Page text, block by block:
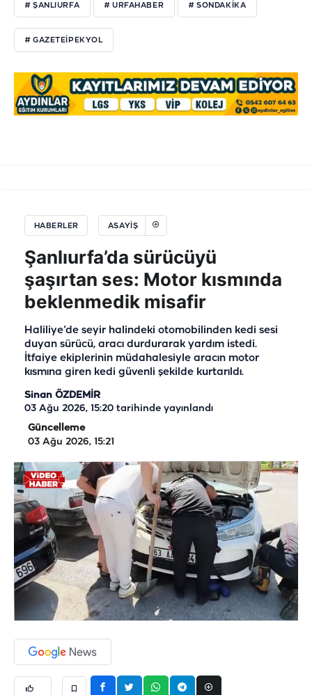
# ŞANLIURFA # URFAHABER # SONDAKİKA
# GAZETEİPEKYOL
HABERLER ASAYIŞ
Şanlıurfa’da sürücüyü
şaşırtan ses: Motor kısmında
beklenmedik misafir
Haliliye’de seyir halindeki otomobilinden kedi sesi
duyan sürücü, aracı durdurarak yardım istedi.
İtfaiye ekiplerinin müdahalesiyle aracın motor
kısmına giren kedi güvenli şekilde kurtarıldı.
Sinan ÖZDEMİR
03 Ağu 2026, 15:20 tarihinde yayınlandı
Güncelleme
03 Ağu 2026, 15:21